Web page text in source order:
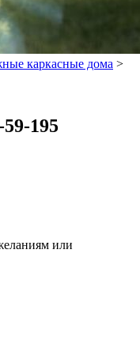
каркасные дома >
195
или